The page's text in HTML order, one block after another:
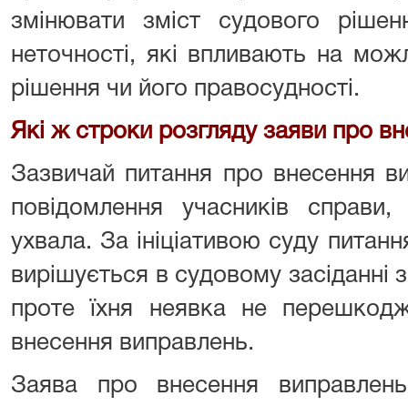
змінювати зміст судового
неточності, які впливають на
рішення чи його правосудності.
Які ж строки розгляду заяви про
Зазвичай питання про внесення
повідомлення учасників
ухвала. За ініціативою суду
вирішується в судовому засіданні
проте їхня неявка не
внесення виправлень.
Заява про внесення